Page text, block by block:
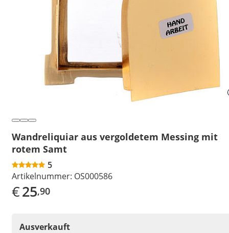
Wandreliquiar aus vergoldetem Messing mit
rotem Samt
5
Artikelnummer: OS000586
€25,90
Ausverkauft